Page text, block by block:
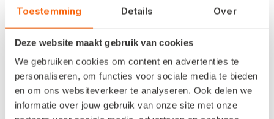
Toestemming Details Over
Deze website maakt gebruik van cookies
We gebruiken cookies om content en advertenties te
personaliseren, om functies voor sociale media te bieden
en om ons websiteverkeer te analyseren. Ook delen we
informatie over jouw gebruik van onze site met onze
facturen standaard zonder btw opgemaakt.
In dit artikel lees
je meer over de KOR en hoe je dit instelt in Snelstart.
Waar vul ik mijn bedrijfsgegevens aan?
Met je gebruikersnaam (je e-mailadres) en je wachtwoord